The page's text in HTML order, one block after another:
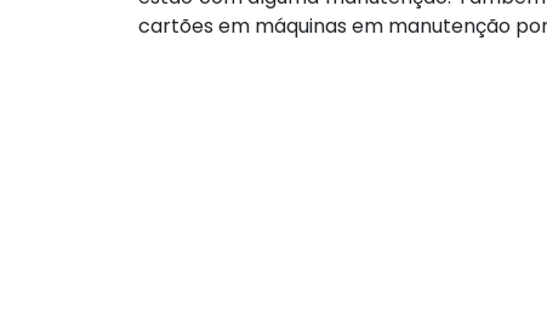
cartões em máquinas em manutenção